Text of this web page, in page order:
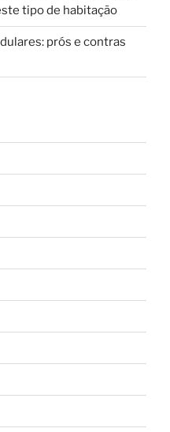
tipo de habitação
prós e contras